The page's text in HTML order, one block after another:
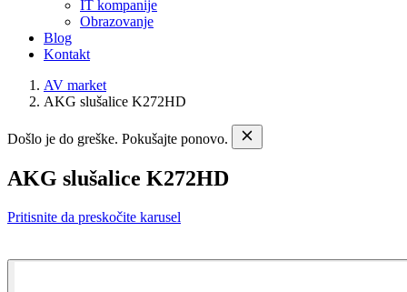
IT kompanije
Obrazovanje
Blog
Kontakt
AV market
AKG slušalice K272HD
Došlo je do greške. Pokušajte ponovo.
AKG slušalice K272HD
Pritisnite da preskočite karusel